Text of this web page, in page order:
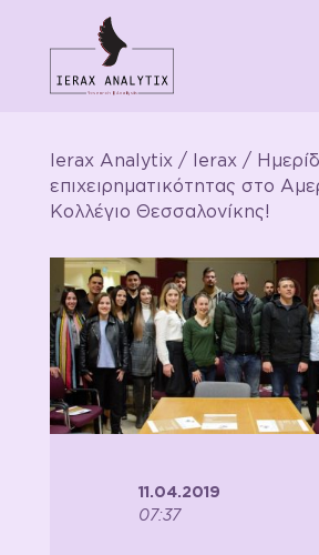
Ierax Analytix / Ierax /
επιχειρηματικότητας στο
Κολλέγιο Θεσσαλονίκης!
11.04.2019
07:37